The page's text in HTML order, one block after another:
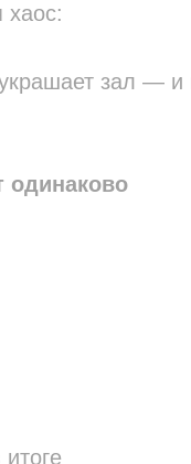
хаос:
зал — и
одинаково